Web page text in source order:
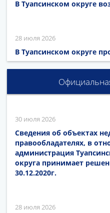
В Туапсинском округе
28 июля 2026
В Туапсинском округе
30 июля 2026
Сведения об объектах
правообладателях, в
администрация
округа принимает
30.12.2020г.
28 июля 2026